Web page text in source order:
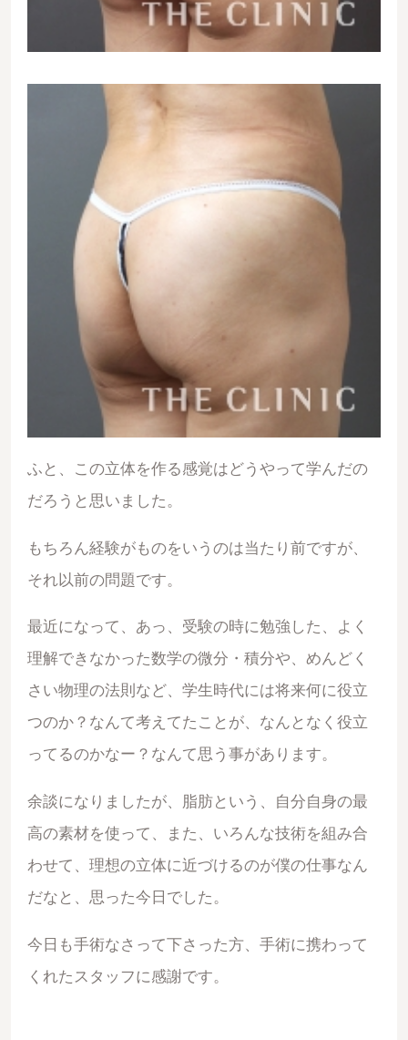
ふと、この立体を作る感覚はどうやって学んだの
だろうと思いました。
もちろん経験がものをいうのは当たり前ですが、
それ以前の問題です。
最近になって、あっ、受験の時に勉強した、よく
理解できなかった数学の微分・積分や、めんどく
さい物理の法則など、学生時代には将来何に役立
つのか？なんて考えてたことが、なんとなく役立
ってるのかなー？なんて思う事があります。
余談になりましたが、脂肪という、自分自身の最
高の素材を使って、また、いろんな技術を組み合
わせて、理想の立体に近づけるのが僕の仕事なん
だなと、思った今日でした。
今日も手術なさって下さった方、手術に携わって
くれたスタッフに感謝です。